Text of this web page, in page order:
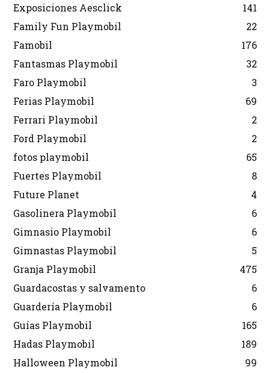
Exposiciones Aesclick
141
Family Fun Playmobil
22
Famobil
176
Fantasmas Playmobil
32
Faro Playmobil
3
Ferias Playmobil
69
Ferrari Playmobil
2
Ford Playmobil
2
fotos playmobil
65
Fuertes Playmobil
8
Future Planet
4
Gasolinera Playmobil
6
Gimnasio Playmobil
6
Gimnastas Playmobil
5
Granja Playmobil
475
Guardacostas y salvamento
6
Guardería Playmobil
6
Guías Playmobil
165
Hadas Playmobil
189
Halloween Playmobil
99